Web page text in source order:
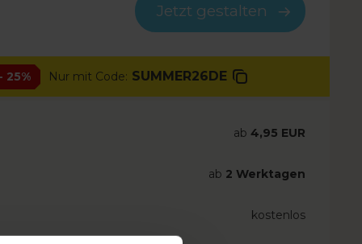
Jetzt gestalten
- 25% Nur mit Code: SUMMER26DE
ab 4,95 EUR
ab 2 Werktagen
kostenlos